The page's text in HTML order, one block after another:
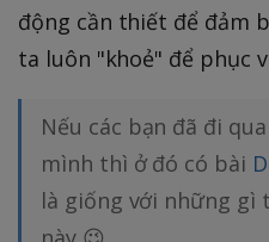
động cần thiết để đảm
ta luôn "khoẻ" để phục
Nếu các bạn đã đi qua
mình thì ở đó có bài
là giống với những gì